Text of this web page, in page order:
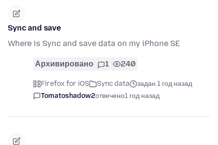
Sync and save
Where is Sync and save data on my iPhone SE
Архивировано 1 240
Firefox for iOS Sync data
задан 1 год назад
Tomatoshadow2отвечено1 год назад